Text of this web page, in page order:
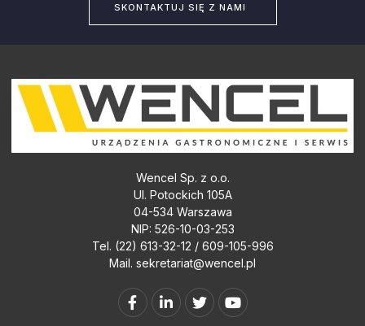
SKONTAKTUJ SIĘ Z NAMI
Wencel Sp. z o.o.
Ul. Potockich 105A
04-534 Warszawa
NIP: 526-10-03-253
Tel. (22) 613-32-12 / 609-105-996
Mail. sekretariat@wencel.pl